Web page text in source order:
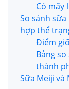
Có mấy
So sánh
hợp thể
Điểm
Bảng
thành
Sữa Meiji